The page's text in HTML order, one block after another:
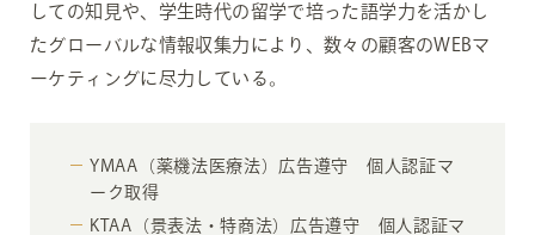
しての知見や、学生時代の留学で培った語学力を活かし
たグローバルな情報収集力により、数々の顧客のWEBマ
ーケティングに尽力している。
YMAA（薬機法医療法）広告遵守 個人認証マ
ーク取得
KTAA（景表法・特商法）広告遵守 個人認証マ